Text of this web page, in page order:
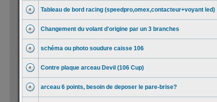
Tableau de bord racing (speedpro,omex,contacteur+voyant led)
Changement du volant d'origine par un 3 branches
schéma ou photo soudure caisse 106
Contre plaque arceau Devil (106 Cup)
arceau 6 points, besoin de deposer le pare-brise?